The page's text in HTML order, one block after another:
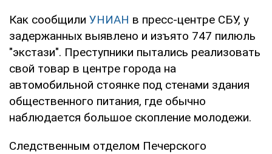
Как сообщили УНИАН в пресс-центре СБУ, у
задержанных выявлено и изъято 747 пилюль
"экстази". Преступники пытались реализовать
свой товар в центре города на
автомобильной стоянке под стенами здания
общественного питания, где обычно
наблюдается большое скопление молодежи.
Следственным отделом Печерского